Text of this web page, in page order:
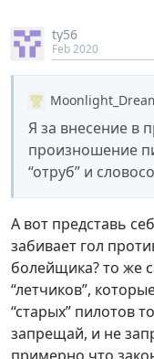
ty56
Feb 2020
Я за внесение в
произношение
“отруб” и
А вот представь
забивает гол
болейщика? то же
“летчиков”,
“старых” пилотов
запрещай, и не